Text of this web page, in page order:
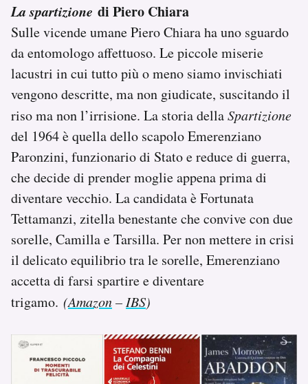
La spartizione di Piero Chiara
Sulle vicende umane Piero Chiara ha uno sguardo
da entomologo affettuoso. Le piccole miserie
lacustri in cui tutto più o meno siamo invischiati
vengono descritte, ma non giudicate, suscitando il
riso ma non l’irrisione. La storia dellaSpartizione
del 1964 è quella dello scapolo Emerenziano
Paronzini, funzionario di Stato e reduce di guerra,
che decide di prender moglie appena prima di
diventare vecchio. La candidata è Fortunata
Tettamanzi, zitella benestante che convive con due
sorelle, Camilla e Tarsilla. Per non mettere in crisi
il delicato equilibrio tra le sorelle, Emerenziano
accetta di farsi spartire e diventare
trigamo. (Amazon– IBS)